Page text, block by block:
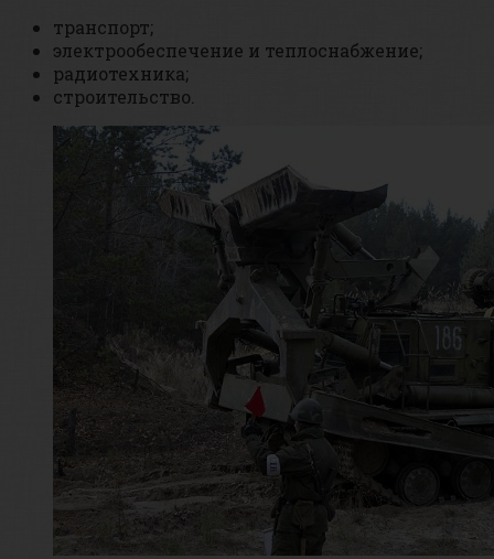
транспорт;
электрообеспечение и теплоснабжение;
радиотехника;
строительство.